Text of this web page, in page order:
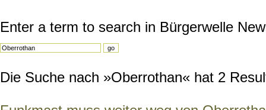
Enter a term to search in Bürgerwelle
Die Suche nach »Oberrothan« hat 2